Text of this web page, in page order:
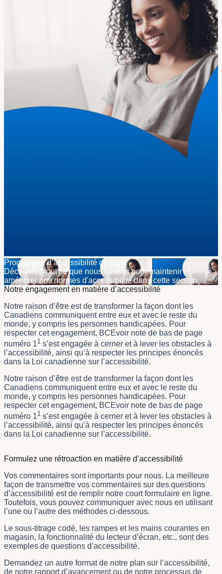
Programme d’accessibilité de BCE
Découvrez tout ce que nous faisons pour maintenir et
améliorer nos normes d'accessibilité dans cette section
Notre engagement en matière d’accessibilité
Notre raison d’être est de transformer la façon dont les
Canadiens communiquent entre eux et avec le reste du
monde, y compris les personnes handicapées. Pour
respecter cet engagement, BCEvoir note de bas de page
numéro 11 s’est engagée à cerner et à lever les obstacles à
l’accessibilité, ainsi qu’à respecter les principes énoncés
dans la Loi canadienne sur l’accessibilité.
Notre raison d’être est de transformer la façon dont les
Canadiens communiquent entre eux et avec le reste du
monde, y compris les personnes handicapées. Pour
respecter cet engagement, BCEvoir note de bas de page
numéro 11 s’est engagée à cerner et à lever les obstacles à
l’accessibilité, ainsi qu’à respecter les principes énoncés
dans la Loi canadienne sur l’accessibilité.
Formulez une rétroaction en matière d’accessibilité
Vos commentaires sont importants pour nous. La meilleure
façon de transmettre vos commentaires sur des questions
d’accessibilité est de remplir notre court formulaire en ligne.
Toutefois, vous pouvez communiquer avec nous en utilisant
l’une ou l’autre des méthodes ci-dessous.
Le sous-titrage codé, les rampes et les mains courantes en
magasin, la fonctionnalité du lecteur d’écran, etc., sont des
exemples de questions d’accessibilité.
Demandez un autre format de notre plan sur l’accessibilité,
de notre rapport d’avancement ou de notre processus de